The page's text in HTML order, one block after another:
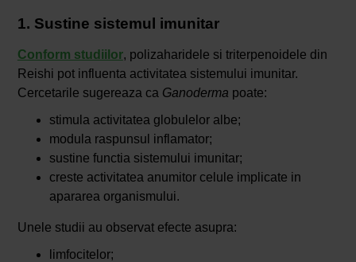
1. Sustine sistemul imunitar
Conform studiilor, polizaharidele si triterpenoidele din
Reishi pot influenta activitatea sistemului imunitar.
Cercetarile sugereaza ca Ganoderma poate:
stimula activitatea globulelor albe;
modula raspunsul inflamator;
sustine functia sistemului imunitar;
creste activitatea anumitor celule implicate in
apararea organismului.
Unele studii au observat efecte asupra:
limfocitelor;